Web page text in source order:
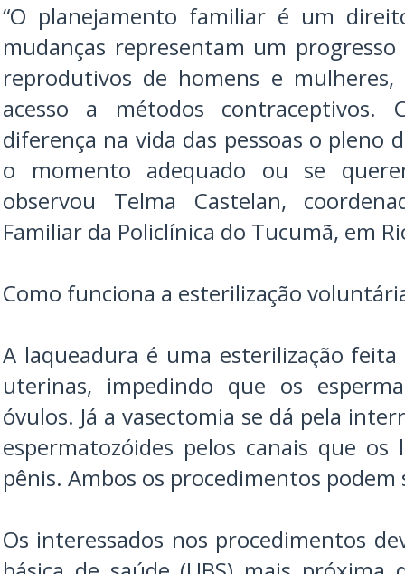
“O planejamento familiar é um
mudanças representam um
reprodutivos de homens e
acesso a métodos contraceptivos.
diferença na vida das pessoas o pleno
o momento adequado ou se
observou Telma Castelan,
Familiar da Policlínica do Tucumã, em
Como funciona a esterilização
A laqueadura é uma esterilização
uterinas, impedindo que os
óvulos. Já a vasectomia se dá pela
espermatozóides pelos canais que
pênis. Ambos os procedimentos podem
Os interessados nos procedimentos